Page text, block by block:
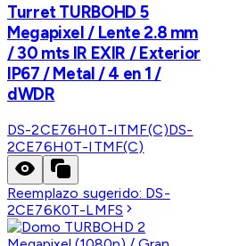
Turret TURBOHD 5
Megapixel / Lente 2.8 mm
/ 30 mts IR EXIR / Exterior
IP67 / Metal / 4 en 1 /
dWDR
DS-2CE76H0T-ITMF(C)DS-
2CE76H0T-ITMF(C)
Reemplazo sugerido: DS-
2CE76K0T-LMFS